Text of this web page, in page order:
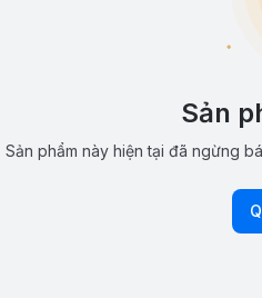
Sản
Sản phẩm này hiện tại đã ngừng